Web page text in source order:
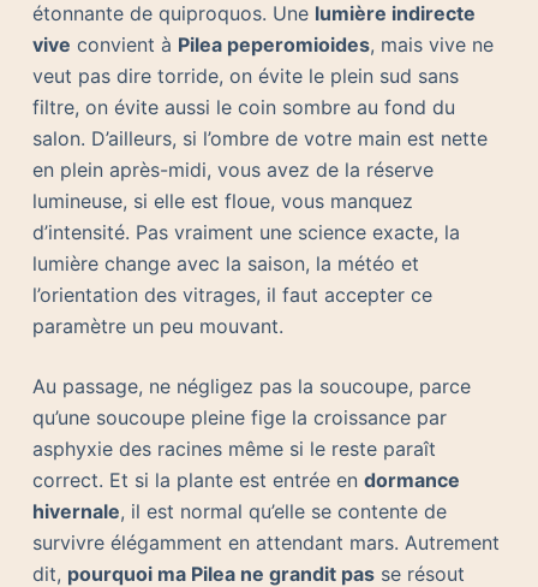
étonnante de quiproquos. Une lumière indirecte
vive convient à Pilea peperomioides, mais vive ne
veut pas dire torride, on évite le plein sud sans
filtre, on évite aussi le coin sombre au fond du
salon. D’ailleurs, si l’ombre de votre main est nette
en plein après-midi, vous avez de la réserve
lumineuse, si elle est floue, vous manquez
d’intensité. Pas vraiment une science exacte, la
lumière change avec la saison, la météo et
l’orientation des vitrages, il faut accepter ce
paramètre un peu mouvant.
Au passage, ne négligez pas la soucoupe, parce
qu’une soucoupe pleine fige la croissance par
asphyxie des racines même si le reste paraît
correct. Et si la plante est entrée en dormance
hivernale, il est normal qu’elle se contente de
survivre élégamment en attendant mars. Autrement
dit, pourquoi ma Pilea ne grandit passe résout